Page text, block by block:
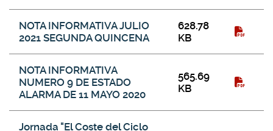
NOTA INFORMATIVA JULIO
2021 SEGUNDA QUINCENA
628.78
KB
NOTA INFORMATIVA
NUMERO 9 DE ESTADO
ALARMA DE 11 MAYO 2020
565.69
KB
Jornada "El Coste del Ciclo